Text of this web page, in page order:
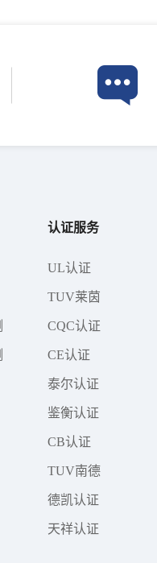
认证服务
UL认证
TUV莱茵
CQC认证
CE认证
泰尔认证
鉴衡认证
CB认证
TUV南德
德凯认证
天祥认证